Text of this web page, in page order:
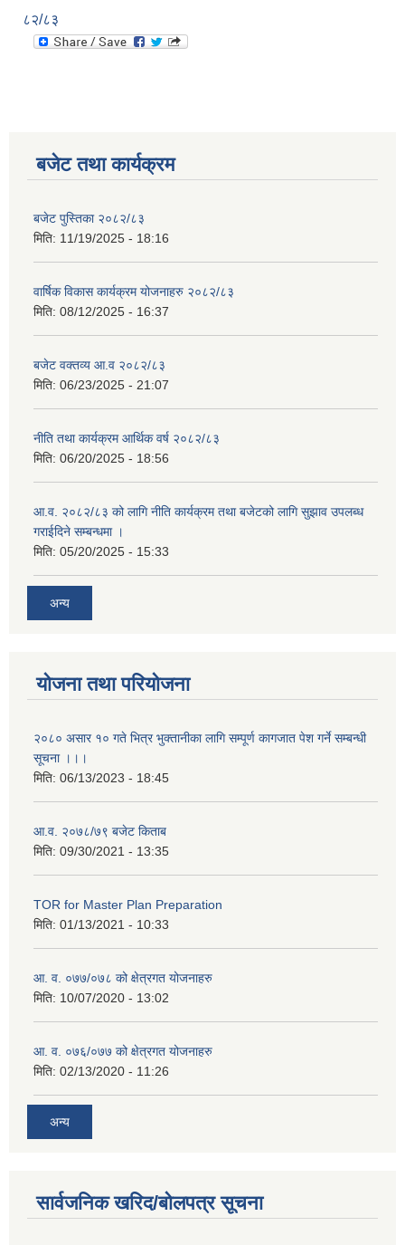
८२/८३
बजेट तथा कार्यक्रम
बजेट पुस्तिका २०८२/८३
मिति: 11/19/2025 - 18:16
वार्षिक विकास कार्यक्रम योजनाहरु २०८२/८३
मिति: 08/12/2025 - 16:37
बजेट वक्तव्य आ.व २०८२/८३
मिति: 06/23/2025 - 21:07
नीति तथा कार्यक्रम आर्थिक वर्ष २०८२/८३
मिति: 06/20/2025 - 18:56
आ.व. २०८२/८३ को लागि नीति कार्यक्रम तथा बजेटको लागि सुझाव उपलब्ध
गराईदिने सम्बन्धमा ।
मिति: 05/20/2025 - 15:33
अन्य
योजना तथा परियोजना
२०८० असार १० गते भित्र भुक्तानीका लागि सम्पूर्ण कागजात पेश गर्ने सम्बन्धी
सूचना ।।।
मिति: 06/13/2023 - 18:45
आ.व. २०७८/७९ बजेट किताब
मिति: 09/30/2021 - 13:35
TOR for Master Plan Preparation
मिति: 01/13/2021 - 10:33
आ. व. ०७७/०७८ को क्षेत्रगत योजनाहरु
मिति: 10/07/2020 - 13:02
आ. व. ०७६/०७७ को क्षेत्रगत योजनाहरु
मिति: 02/13/2020 - 11:26
अन्य
सार्वजनिक खरिद/बोलपत्र सूचना